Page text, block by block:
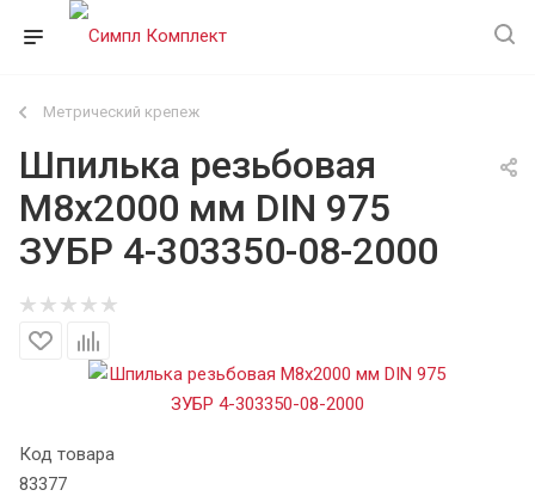
Метрический крепеж
Шпилька резьбовая
М8х2000 мм DIN 975
ЗУБР 4-303350-08-2000
Код товара
83377